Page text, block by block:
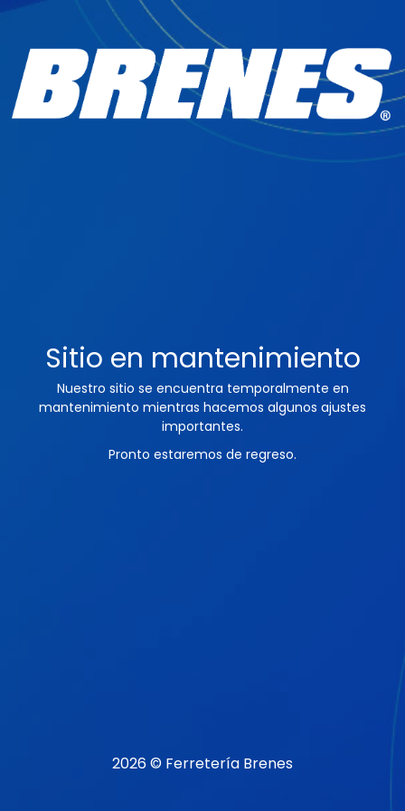
Sitio en mantenimiento
Nuestro sitio se encuentra temporalmente en
mantenimiento mientras hacemos algunos ajustes
importantes.
Pronto estaremos de regreso.
2026 © Ferretería Brenes